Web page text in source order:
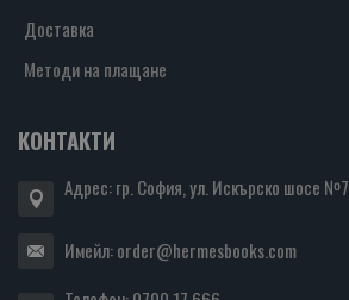
Доставка
Методи на плащане
КОНТАКТИ
Адрес: гр. София, ул. Искърско шосе №7
Имейл:order@hermesbooks.com